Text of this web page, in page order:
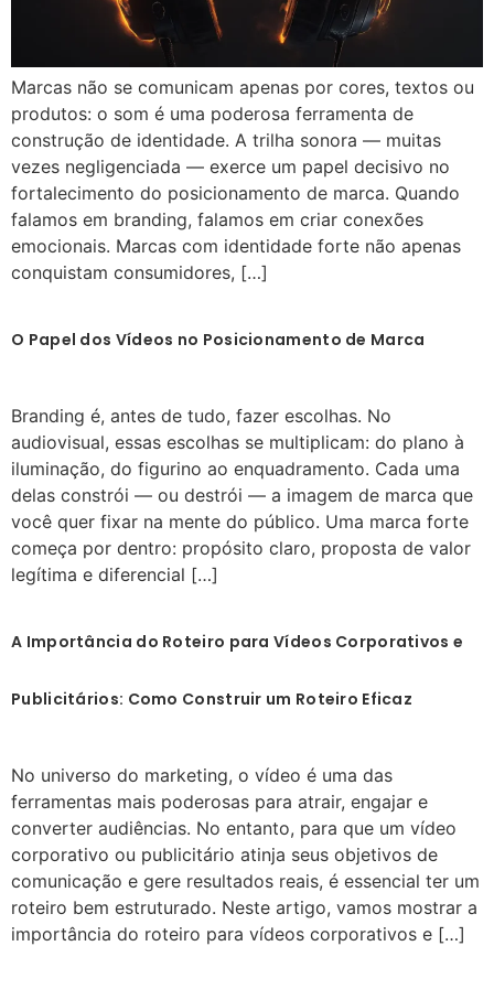
Marcas não se comunicam apenas por cores, textos ou
produtos: o som é uma poderosa ferramenta de
construção de identidade. A trilha sonora — muitas
vezes negligenciada — exerce um papel decisivo no
fortalecimento do posicionamento de marca. Quando
falamos em branding, falamos em criar conexões
emocionais. Marcas com identidade forte não apenas
conquistam consumidores, […]
O Papel dos Vídeos no Posicionamento de Marca
Branding é, antes de tudo, fazer escolhas. No
audiovisual, essas escolhas se multiplicam: do plano à
iluminação, do figurino ao enquadramento. Cada uma
delas constrói — ou destrói — a imagem de marca que
você quer fixar na mente do público. Uma marca forte
começa por dentro: propósito claro, proposta de valor
legítima e diferencial […]
A Importância do Roteiro para Vídeos Corporativos e
Publicitários: Como Construir um Roteiro Eficaz
No universo do marketing, o vídeo é uma das
ferramentas mais poderosas para atrair, engajar e
converter audiências. No entanto, para que um vídeo
corporativo ou publicitário atinja seus objetivos de
comunicação e gere resultados reais, é essencial ter um
roteiro bem estruturado. Neste artigo, vamos mostrar a
importância do roteiro para vídeos corporativos e […]